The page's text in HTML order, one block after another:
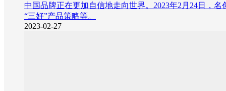
中国品牌正在更加自信地走向世界。2023年2月24日，
“三好”产品策略等。
2023-02-27